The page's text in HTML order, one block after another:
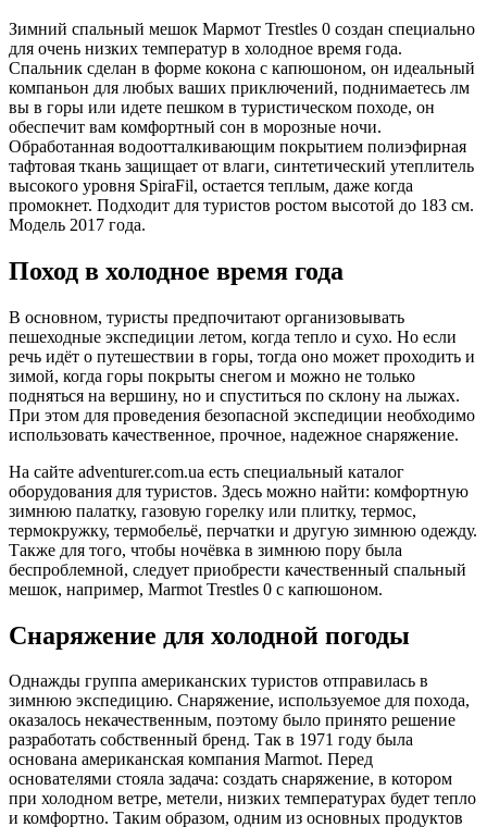
Зимний спальный мешок Мармот Trestles 0 создан специально
для очень низких температур в холодное время года.
Спальник сделан в форме кокона с капюшоном, он идеальный
компаньон для любых ваших приключений, поднимаетесь лм
вы в горы или идете пешком в туристическом походе, он
обеспечит вам комфортный сон в морозные ночи.
Обработанная водоотталкивающим покрытием полиэфирная
тафтовая ткань защищает от влаги, синтетический утеплитель
высокого уровня SpiraFil, остается теплым, даже когда
промокнет. Подходит для туристов ростом высотой до 183 см.
Модель 2017 года.
Поход в холодное время года
В основном, туристы предпочитают организовывать
пешеходные экспедиции летом, когда тепло и сухо. Но если
речь идёт о путешествии в горы, тогда оно может проходить и
зимой, когда горы покрыты снегом и можно не только
подняться на вершину, но и спуститься по склону на лыжах.
При этом для проведения безопасной экспедиции необходимо
использовать качественное, прочное, надежное снаряжение.
На сайте adventurer.com.ua есть специальный каталог
оборудования для туристов. Здесь можно найти: комфортную
зимнюю палатку, газовую горелку или плитку, термос,
термокружку, термобельё, перчатки и другую зимнюю одежду.
Также для того, чтобы ночёвка в зимнюю пору была
беспроблемной, следует приобрести качественный спальный
мешок, например, Marmot Trestles 0 с капюшоном.
Снаряжение для холодной погоды
Однажды группа американских туристов отправилась в
зимнюю экспедицию. Снаряжение, используемое для похода,
оказалось некачественным, поэтому было принято решение
разработать собственный бренд. Так в 1971 году была
основана американская компания Marmot. Перед
основателями стояла задача: создать снаряжение, в котором
при холодном ветре, метели, низких температурах будет тепло
и комфортно. Таким образом, одним из основных продуктов